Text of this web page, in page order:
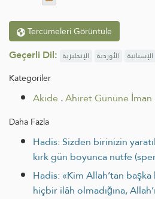
Tercümeleri Görüntüle
Geçerli Dil: الإنجليزية الأوردية الإسبانية
Kategoriler
Akide .Ahiret Gününe İman
Daha Fazla
Hadis: Sizden birinizin
kırk gün boyunca nutfe
Hadis: «Kim Allah’tan
hiçbir ilâh olmadığına,